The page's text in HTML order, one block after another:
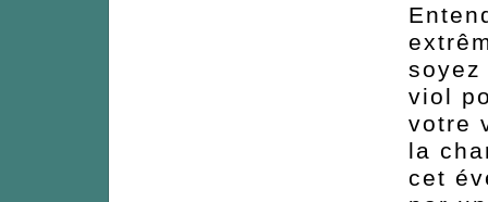
viol
votre
la
cet